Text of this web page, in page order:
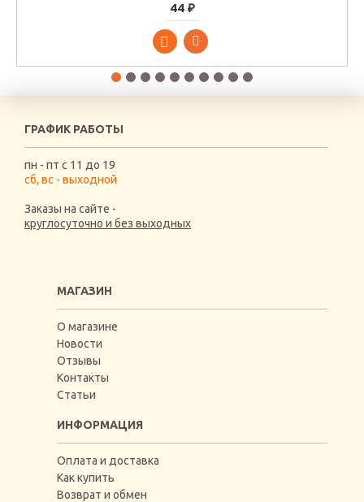
44 ₽
ГРАФИК РАБОТЫ
пн - пт с 11 до 19
сб, вс - выходной
Заказы на сайте -
круглосуточно и без выходных
МАГАЗИН
О магазине
Новости
Отзывы
Контакты
Статьи
ИНФОРМАЦИЯ
Оплата и доставка
Как купить
Возврат и обмен